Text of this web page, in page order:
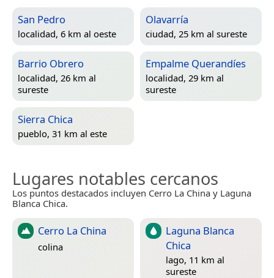
San Pedro
localidad, 6 km al oeste
Olavarría
ciudad, 25 km al sureste
Barrio Obrero
localidad, 26 km al
sureste
Empalme Querandíes
localidad, 29 km al
sureste
Sierra Chica
pueblo, 31 km al este
Lugares notables cercanos
Los puntos destacados incluyen Cerro La China y Laguna
Blanca Chica.
Cerro La China
colina
Laguna Blanca
Chica
lago, 11 km al
sureste